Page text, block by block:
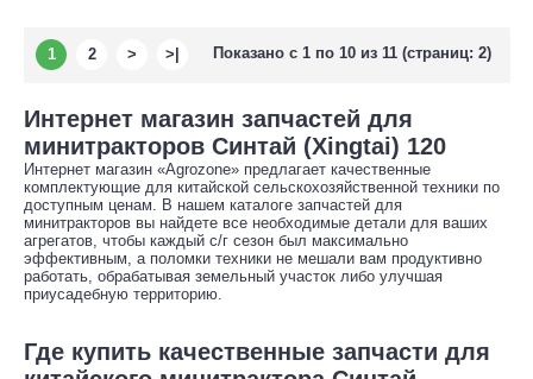
1 2 > >| Показано с 1 по 10 из 11 (страниц: 2)
Интернет магазин запчастей для
минитракторов Синтай (Xingtai) 120
Интернет магазин «Agrozone» предлагает качественные
комплектующие для китайской сельскохозяйственной техники по
доступным ценам. В нашем каталоге запчастей для
минитракторов вы найдете все необходимые детали для ваших
агрегатов, чтобы каждый с/г сезон был максимально
эффективным, а поломки техники не мешали вам продуктивно
работать, обрабатывая земельный участок либо улучшая
приусадебную территорию.
Где купить качественные запчасти для